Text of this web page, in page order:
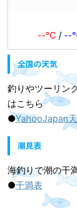
--℃ / --
全国の天気
釣りやツーリン
はこちら
●YahooJapan
潮見表
海釣りで潮の干
●干満表